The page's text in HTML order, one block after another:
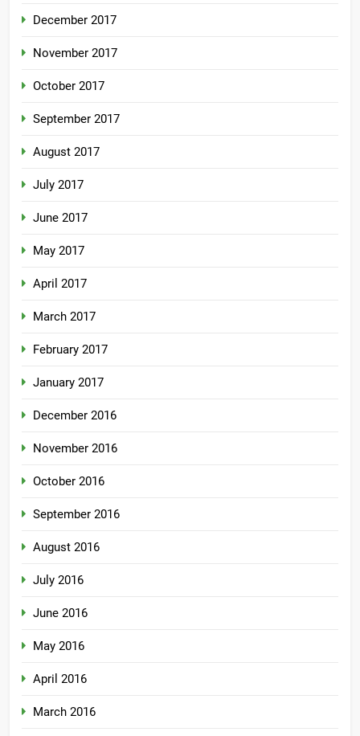
December 2017
November 2017
October 2017
September 2017
August 2017
July 2017
June 2017
May 2017
April 2017
March 2017
February 2017
January 2017
December 2016
November 2016
October 2016
September 2016
August 2016
July 2016
June 2016
May 2016
April 2016
March 2016